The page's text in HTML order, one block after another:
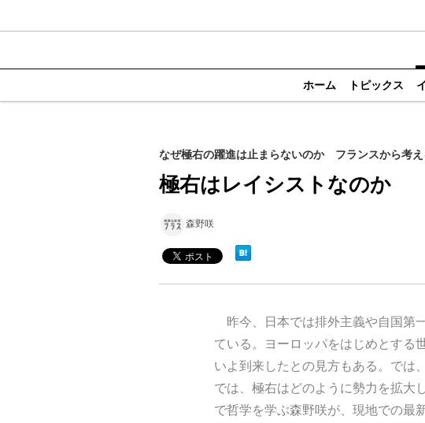
ホーム トピックス
なぜ極右の躍進は止まらないのか フランスから考え
極右はレイシストなのか
森野咲
昨今、日本では排外主義や自国第
ている。ヨーロッパをはじめとする
いよ到来したとの見方もある。では
では、極右はどのように勢力を拡
で哲学を学ぶ森野咲が、現地での最